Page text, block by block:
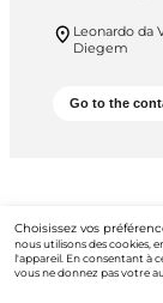
Leonardo da
Diegem
Go to the
Choisissez vos
nous utilisons des cookies,
l'appareil. En consentant à
vous ne donnez pas votre